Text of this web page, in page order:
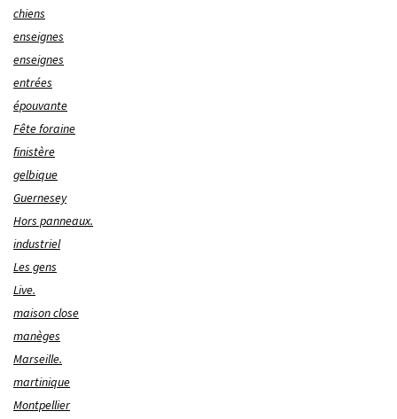
chiens
enseignes
enseignes
entrées
épouvante
Fête foraine
finistère
gelbique
Guernesey
Hors panneaux.
industriel
Les gens
Live.
maison close
manèges
Marseille.
martinique
Montpellier